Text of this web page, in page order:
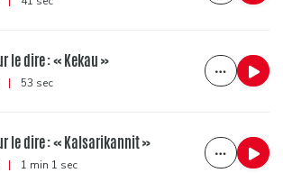
le dire : « Kekau »
| 53 sec
le dire : « Kalsarikannit »
| 1 min 1 sec